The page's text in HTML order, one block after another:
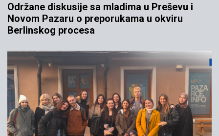
Održane diskusije sa mladima u Preševu i
Novom Pazaru o preporukama u okviru
Berlinskog procesa